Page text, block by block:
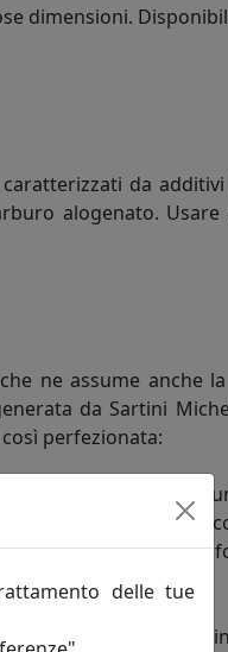
dimensioni.
da
alogenato.
ne assume anche
da Sartini
perfezionata:
abitative. Nobilitare
Valorizzare e
di misura della
arrotondate e
delle tue